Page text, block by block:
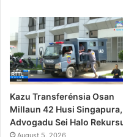
Kazu Transferénsia Osan
Millaun 42 Husi Singapura,
Advogadu Sei Halo